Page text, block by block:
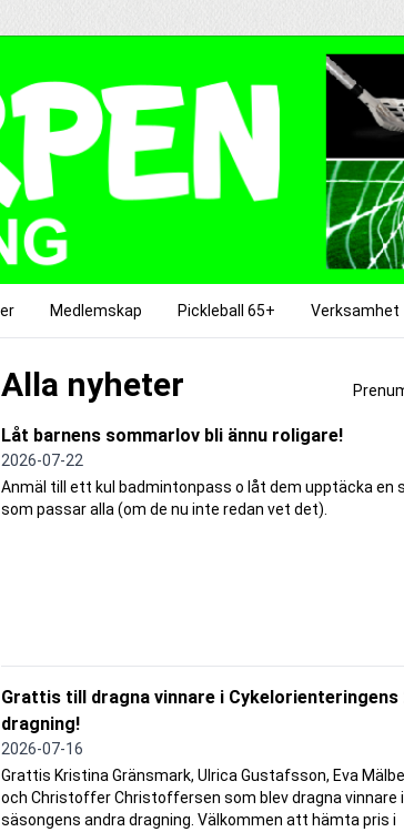
Medlemskap Pickleball 65+ Verksamhet
Alla nyheter
Låt barnens sommarlov bli ännu roligare!
2026-07-22
Anmäl till ett kul badmintonpass o låt dem upptäcka en
som passar alla (om de nu inte redan vet det).
Grattis till dragna vinnare i Cykelorienteringens
dragning!
2026-07-16
Grattis Kristina Gränsmark, Ulrica Gustafsson, Eva
och Christoffer Christoffersen som blev dragna vinnare i
säsongens andra dragning. Välkommen att hämta pris i